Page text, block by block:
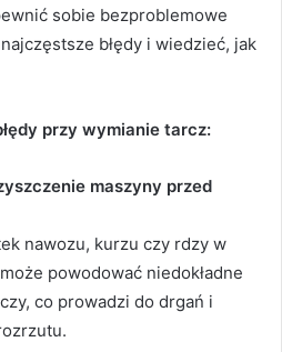
sobie bezproblemowe
błędy i wiedzieć, jak
przy wymianie tarcz:
maszyny przed
nawozu, kurzu czy rdzy w
powodować niedokładne
co prowadzi do drgań i